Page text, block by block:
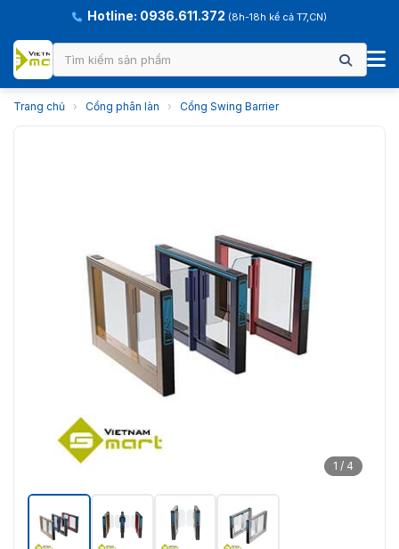
Hotline: 0936.611.372 (8h-18h kể cả T7,CN)
Trang chủ › Cổng phân làn › Cổng Swing Barrier
1 / 4